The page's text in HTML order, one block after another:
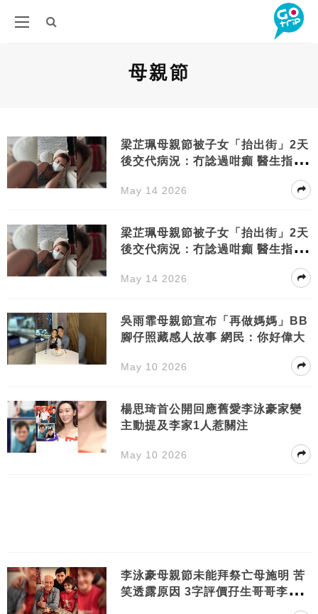
母親節
梁芷珮母親節被子女「抬出街」2天
後交代病況：冇諗過咁癲 醫生指社
May 14 2026
梁芷珮母親節被子女「抬出街」2天
後交代病況：冇諗過咁癲 醫生指社
May 14 2026
吳雨霏母親節宣布「再做媽媽」BB
腳仔照藏感人故事 網民：你好偉大
May 10 2026
楊思琦首公開回應舊愛李泳豪家變
主動提及李家1人惹關注
May 10 2026
李泳豪母親節未能拜祭亡母施明 苦
笑透露原因 3字評價孖生哥哥李泳